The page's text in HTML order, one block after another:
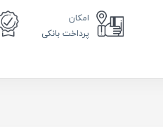
امکان
پرداخت بانکی